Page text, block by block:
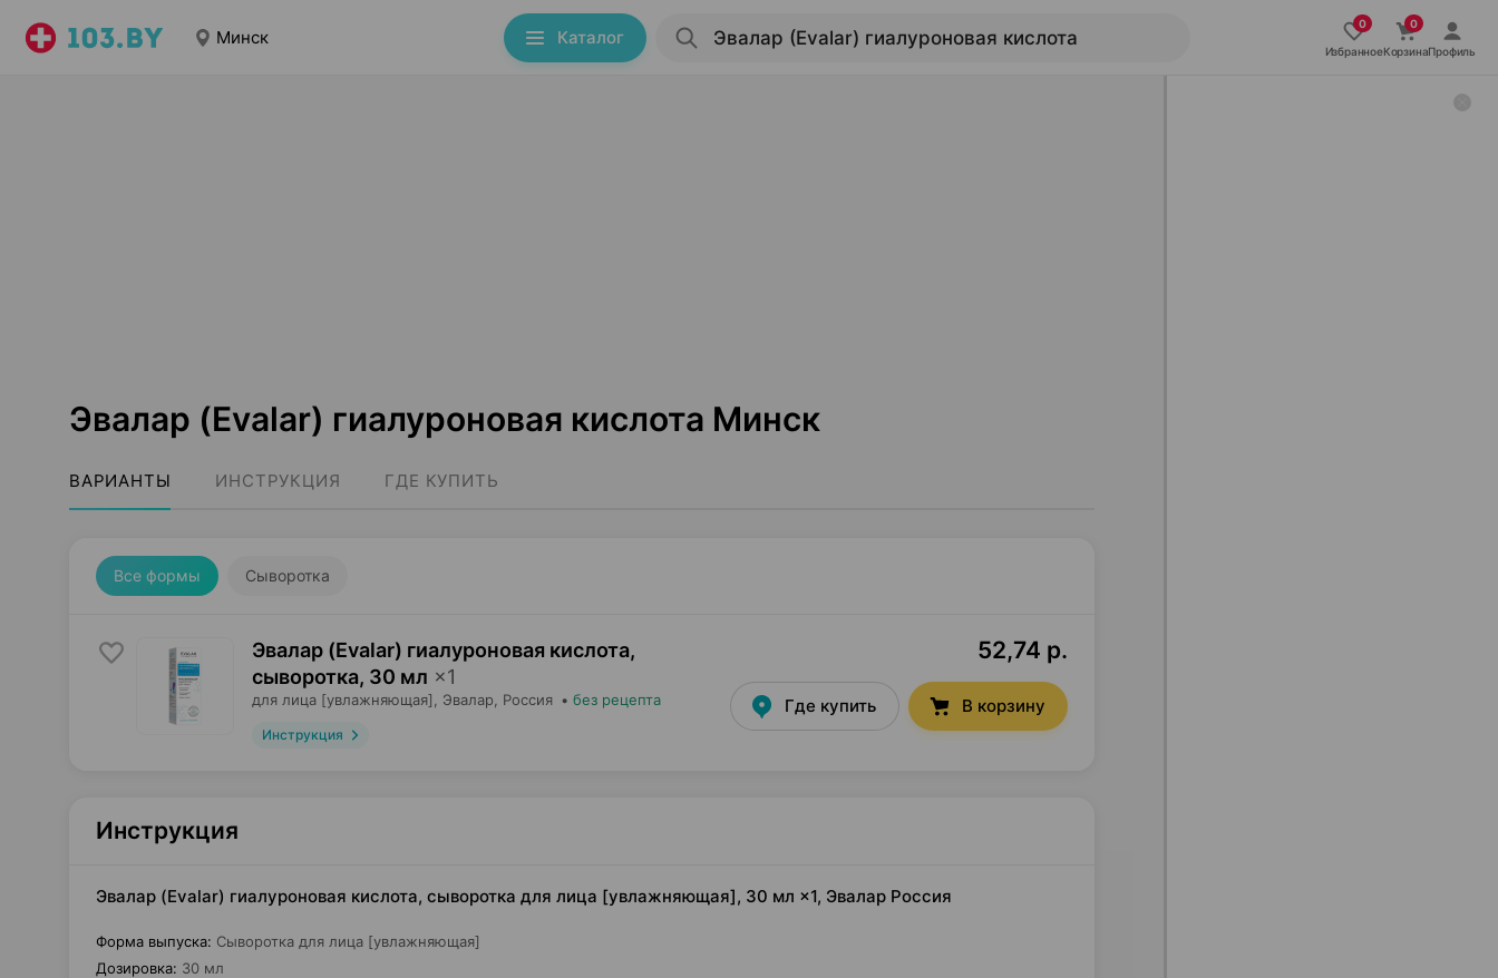
Минск Каталог
ИзбранноеКорзинаПрофиль
Эвалар (Evalar) гиалуроновая кислота Минск
ВАРИАНТЫ ИНСТРУКЦИЯ ГДЕ КУПИТЬ
Все формы Сыворотка
Эвалар (Evalar) гиалуроновая кислота,
сыворотка, 30 мл ×1
для лица [увлажняющая], Эвалар , Россия • без рецепта
Инструкция
52,74 р.
Где купить В корзину
Инструкция
Эвалар (Evalar) гиалуроновая кислота, сыворотка для лица [увлажняющая], 30 мл ×1, Эвалар Россия
Форма выпуска: Сыворотка для лица [увлажняющая]
Дозировка: 30 мл